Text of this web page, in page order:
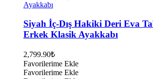
varyasyonu
var.
Seçenekler
seçilebilir
Siyah İç-Dış Hakiki Deri Eva
Erkek Klasik Ayakkabı
2,799.90₺
Favorilerime Ekle
Favorilerime Ekle